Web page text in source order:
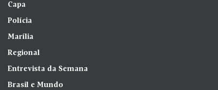
Capa
Polícia
Marília
Regional
Entrevista da Semana
Brasil e Mundo